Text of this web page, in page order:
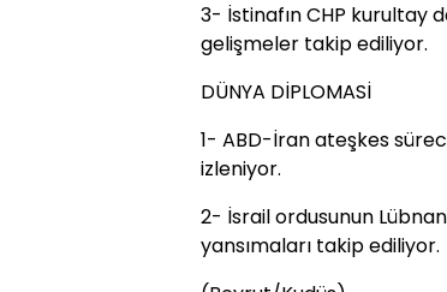
3- İstinafın CHP kurultay
gelişmeler takip ediliyor.
DÜNYA DİPLOMASİ
1- ABD-İran ateşkes
izleniyor.
2- İsrail ordusunun
yansımaları takip ediliyor.